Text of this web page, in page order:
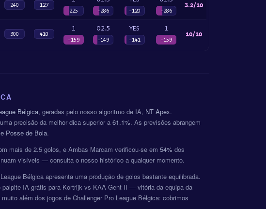
240 127
225 -286 -120 -286
3.2/10
300 410
1
-159
O2.5
-149
YES
-141
1
-159
10/10
Bélgica, geradas pelo nosso algoritmo de IA, NT Apex.
precisão da melhor dica superior a 61.1%. As previsões abrangem
Posse de Bola.
mais de 2.5 golos, e Ambas Marcam verificou-se em 54% dos
visíveis — consulta o nosso histórico a qualquer momento.
Bélgica apresenta uma produção de golos bastante equilibrada.
IA grátis para Kortrijk vs KAA Gent II — vitória da equipa da
muito além dos jogos de Challenger Pro League Bélgica: cobrimos